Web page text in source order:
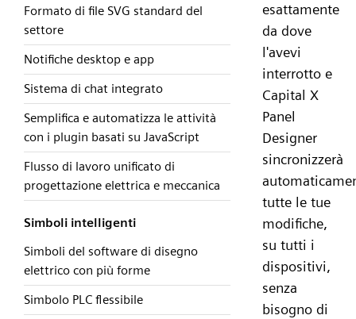
Formato di file SVG standard del
settore
Notifiche desktop e app
Sistema di chat integrato
Semplifica e automatizza le attività
con i plugin basati su JavaScript
Flusso di lavoro unificato di
progettazione elettrica e meccanica
Simboli intelligenti
Simboli del software di disegno
elettrico con più forme
Simbolo PLC flessibile
esattamente
da dove
l'avevi
interrotto e
Capital X
Panel
Designer
sincronizzerà
tutte le tue
modifiche,
su tutti i
dispositivi,
senza
bisogno di